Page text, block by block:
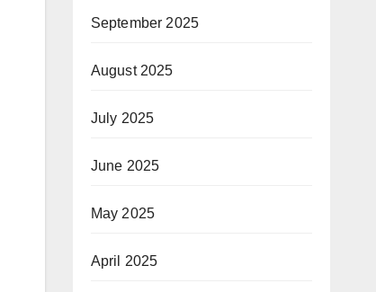
September 2025
August 2025
July 2025
June 2025
May 2025
April 2025